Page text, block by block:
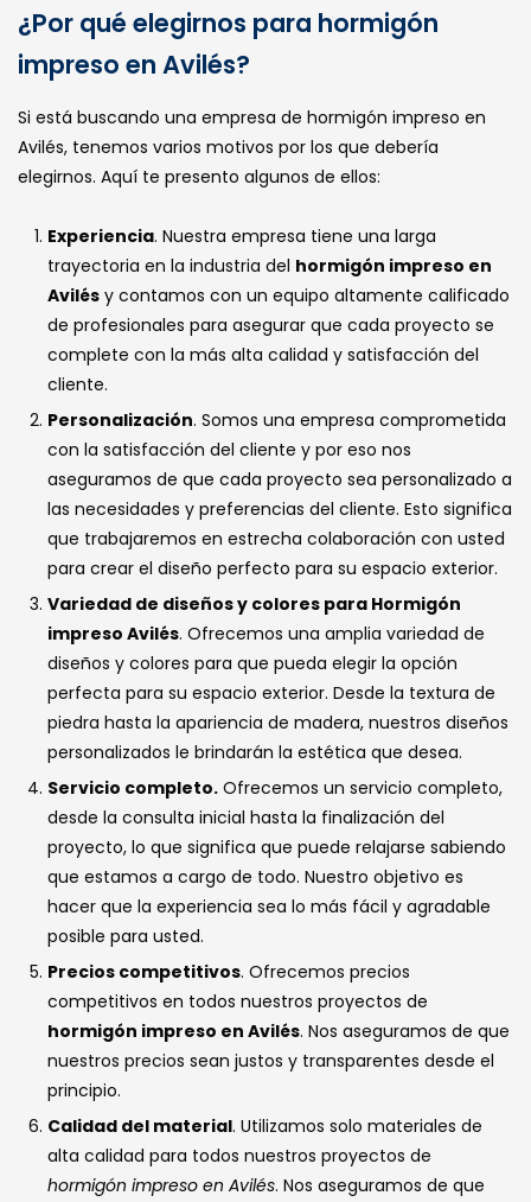
¿Por qué elegirnos para hormigón
impreso en Avilés?
Si está buscando una empresa de hormigón impreso en
Avilés, tenemos varios motivos por los que debería
elegirnos. Aquí te presento algunos de ellos:
Experiencia. Nuestra empresa tiene una larga
trayectoria en la industria del hormigón impreso en
Avilés y contamos con un equipo altamente calificado
de profesionales para asegurar que cada proyecto se
complete con la más alta calidad y satisfacción del
cliente.
Personalización. Somos una empresa comprometida
con la satisfacción del cliente y por eso nos
aseguramos de que cada proyecto sea personalizado a
las necesidades y preferencias del cliente. Esto significa
que trabajaremos en estrecha colaboración con usted
para crear el diseño perfecto para su espacio exterior.
Variedad de diseños y colores para Hormigón
impreso Avilés. Ofrecemos una amplia variedad de
diseños y colores para que pueda elegir la opción
perfecta para su espacio exterior. Desde la textura de
piedra hasta la apariencia de madera, nuestros diseños
personalizados le brindarán la estética que desea.
Servicio completo. Ofrecemos un servicio completo,
desde la consulta inicial hasta la finalización del
proyecto, lo que significa que puede relajarse sabiendo
que estamos a cargo de todo. Nuestro objetivo es
hacer que la experiencia sea lo más fácil y agradable
posible para usted.
Precios competitivos. Ofrecemos precios
competitivos en todos nuestros proyectos de
hormigón impreso en Avilés. Nos aseguramos de que
nuestros precios sean justos y transparentes desde el
principio.
Calidad del material. Utilizamos solo materiales de
alta calidad para todos nuestros proyectos de
hormigón impreso en Avilés. Nos aseguramos de que